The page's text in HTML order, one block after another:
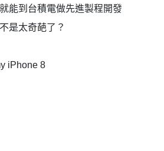
能到台積電做先進製程開發
是太奇葩了？
iPhone 8